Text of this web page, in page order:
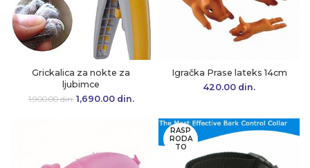
Grickalica za nokte za
ljubimce
1,900.00din. Originalna cena
1,690.00 din.
1,690.00 din..
Igračka Prase lateks 14cm
420.00 din.
RASP
RODA
TO